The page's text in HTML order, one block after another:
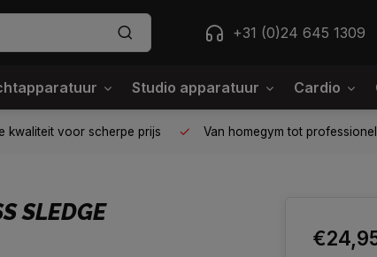
+31 (0)24 645 1309
Studio apparatuur Cardio
kwaliteit voor scherpe prijs Van homegym tot
SLEDGE